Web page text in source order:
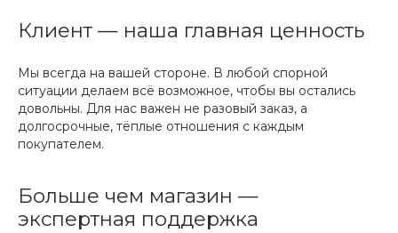
Клиент — наша главная ценность
Мы всегда на вашей стороне. В любой спорной
ситуации делаем всё возможное, чтобы вы остались
довольны. Для нас важен не разовый заказ, а
долгосрочные, тёплые отношения с каждым
покупателем.
Больше чем магазин —
экспертная поддержка